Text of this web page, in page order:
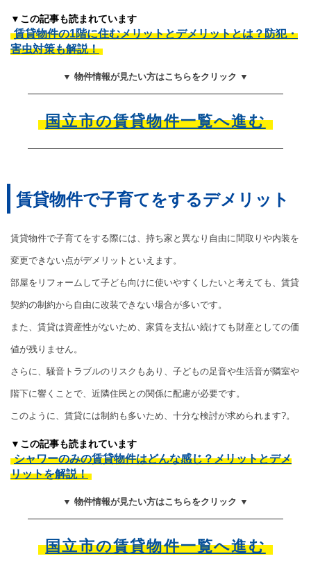
▼この記事も読まれています
賃貸物件の1階に住むメリットとデメリットとは？防犯・
害虫対策も解説！
▼ 物件情報が見たい方はこちらをクリック ▼
国立市の賃貸物件一覧へ進む
賃貸物件で子育てをするデメリット
賃貸物件で子育てをする際には、持ち家と異なり自由に間取りや内装を
変更できない点がデメリットといえます。
部屋をリフォームして子ども向けに使いやすくしたいと考えても、賃貸
契約の制約から自由に改装できない場合が多いです。
また、賃貸は資産性がないため、家賃を支払い続けても財産としての価
値が残りません。
さらに、騒音トラブルのリスクもあり、子どもの足音や生活音が隣室や
階下に響くことで、近隣住民との関係に配慮が必要です。
このように、賃貸には制約も多いため、十分な検討が求められます?。
▼この記事も読まれています
シャワーのみの賃貸物件はどんな感じ？メリットとデメ
リットを解説！
▼ 物件情報が見たい方はこちらをクリック ▼
国立市の賃貸物件一覧へ進む